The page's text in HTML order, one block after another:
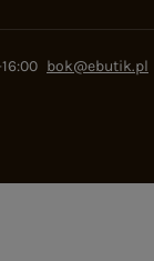
bok@ebutik.pl